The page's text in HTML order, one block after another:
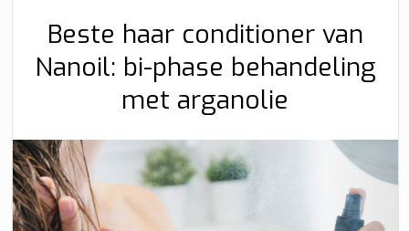
Beste haar conditioner van
Nanoil: bi-phase behandeling
met arganolie